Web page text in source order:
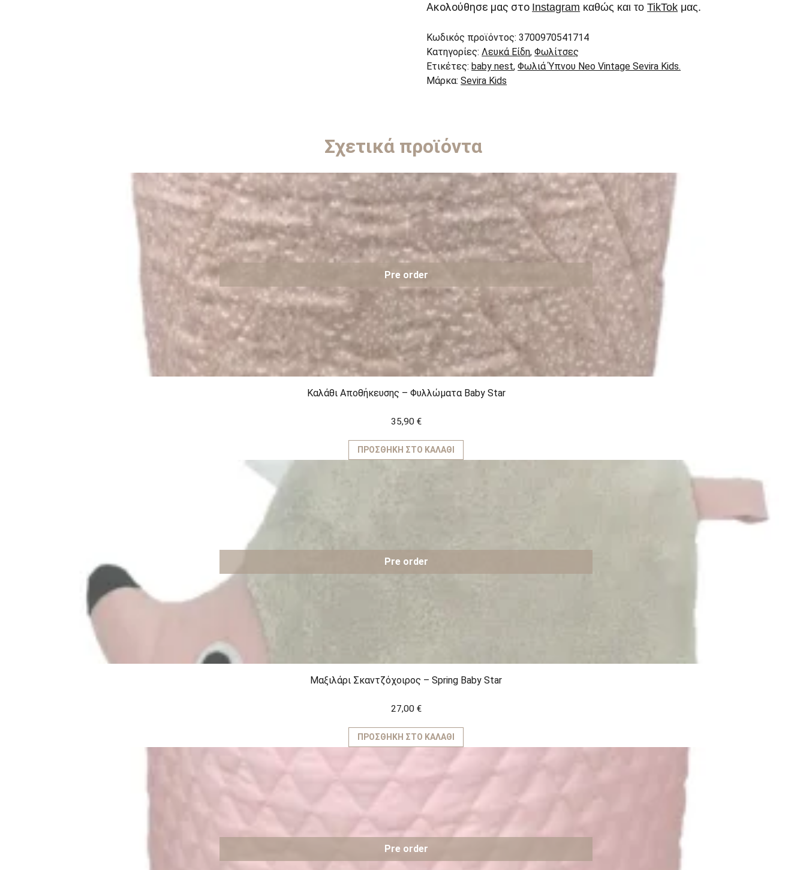
Ακολούθησε μας στο Instagram καθώς και τοTikTok μας.
Κωδικός προϊόντος:3700970541714
Κατηγορίες:Λευκά Είδη,Φωλίτσες
Ετικέτες:baby nest,Φωλιά Ύπνου Neo Vintage Sevira Kids.
Μάρκα:Sevira Kids
Σχετικά προϊόντα
Pre order
Καλάθι Αποθήκευσης – Φυλλώματα Baby Star
35,90 €
ΠΡΟΣΘΉΚΗ ΣΤΟ ΚΑΛΆΘΙ
Pre order
Μαξιλάρι Σκαντζόχοιρος – Spring Baby Star
27,00 €
ΠΡΟΣΘΉΚΗ ΣΤΟ ΚΑΛΆΘΙ
Pre order